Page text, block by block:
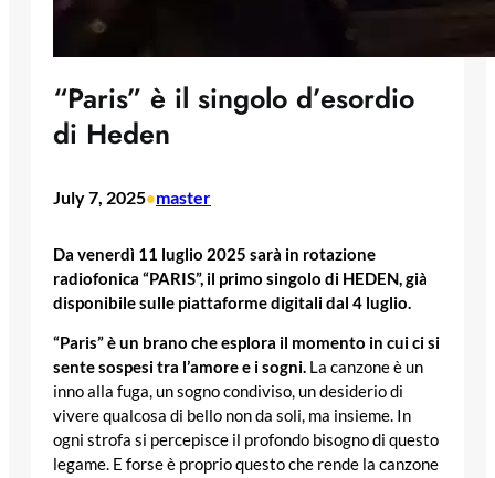
“Paris” è il singolo d’esordio
di Heden
July 7, 2025•master
Da venerdì 11 luglio 2025 sarà in rotazione
radiofonica “PARIS”, il primo singolo di HEDEN, già
disponibile sulle piattaforme digitali dal 4 luglio.
“Paris” è un brano che esplora il momento in cui ci si
sente sospesi tra l’amore e i sogni. La canzone è un
inno alla fuga, un sogno condiviso, un desiderio di
vivere qualcosa di bello non da soli, ma insieme. In
ogni strofa si percepisce il profondo bisogno di questo
legame. E forse è proprio questo che rende la canzone